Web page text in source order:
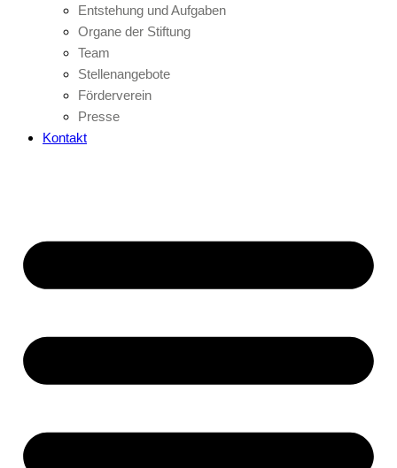
Entstehung und Aufgaben
Organe der Stiftung
Team
Stellenangebote
Förderverein
Presse
Kontakt